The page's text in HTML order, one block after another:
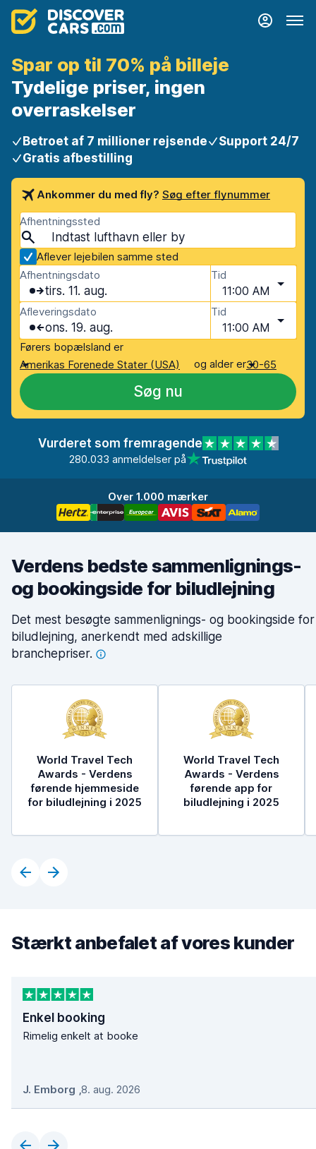
Spar op til 70% på billeje
Tydelige priser, ingen
overraskelser
Betroet af 7 millioner rejsende
Support 24/7
Gratis afbestilling
Ankommer du med fly? Søg efter flynummer
Afhentningssted
Aflever lejebilen samme sted
Afhentningsdato
tirs. 11. aug.
Tid
11:00 AM
Afleveringsdato
ons. 19. aug.
Tid
11:00 AM
Førers bopælsland er
Amerikas Forenede Stater (USA)
og alder er30-65
Søg nu
Vurderet som fremragende
280.033 anmeldelser på
Over 1.000 mærker
Verdens bedste sammenlignings-
og bookingside for biludlejning
Det mest besøgte sammenlignings- og bookingside for
biludlejning, anerkendt med adskillige
branchepriser.
World Travel Tech
Awards - Verdens
førende hjemmeside
for biludlejning i 2025
World Travel Tech
Awards - Verdens
førende app for
biludlejning i 2025
Stærkt anbefalet af vores kunder
Enkel booking
Rimelig enkelt at booke
J. Emborg ,8. aug. 2026